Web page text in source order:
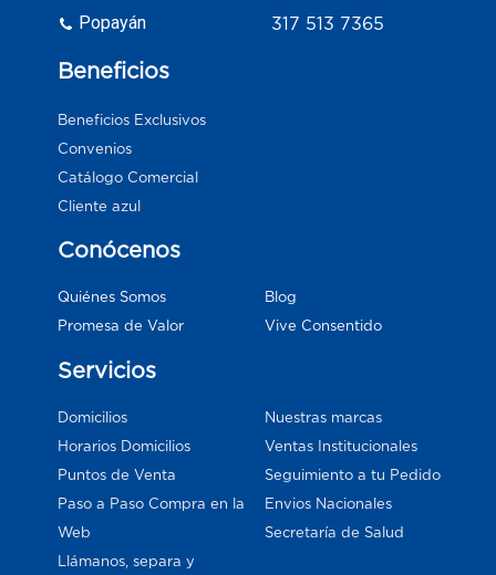
Popayán
317 513 7365
Beneficios
Beneficios Exclusivos
Convenios
Catálogo Comercial
Cliente azul
Conócenos
Quiénes Somos
Promesa de Valor
Blog
Vive Consentido
Servicios
Domicilios
Horarios Domicilios
Puntos de Venta
Paso a Paso Compra en la
Web
Llámanos, separa y
Nuestras marcas
Ventas Institucionales
Seguimiento a tu Pedido
Envios Nacionales
Secretaría de Salud